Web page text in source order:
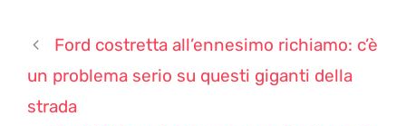
Ford costretta all’ennesimo richiamo: c’è
un problema serio su questi giganti della
strada